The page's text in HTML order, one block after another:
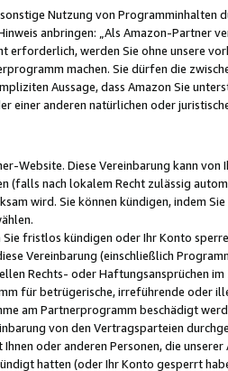
Nutzung von Programminhalten
anbringen: „Als Amazon-Partner
erforderlich, werden Sie ohne unsere
machen. Sie dürfen die
Aussage, dass Amazon Sie
einer anderen natürlichen oder
Website. Diese Vereinbarung kann von
nach lokalem Recht zulässig
wird. Sie können kündigen, indem
fristlos kündigen oder Ihr Konto
Vereinbarung (einschließlich
Rechts- oder Haftungsansprüchen
für betrügerische, irreführende oder
am Partnerprogramm beschädigt
von den Vertragsparteien
oder anderen Personen, die unserer
hatten (oder Ihr Konto gesperrt